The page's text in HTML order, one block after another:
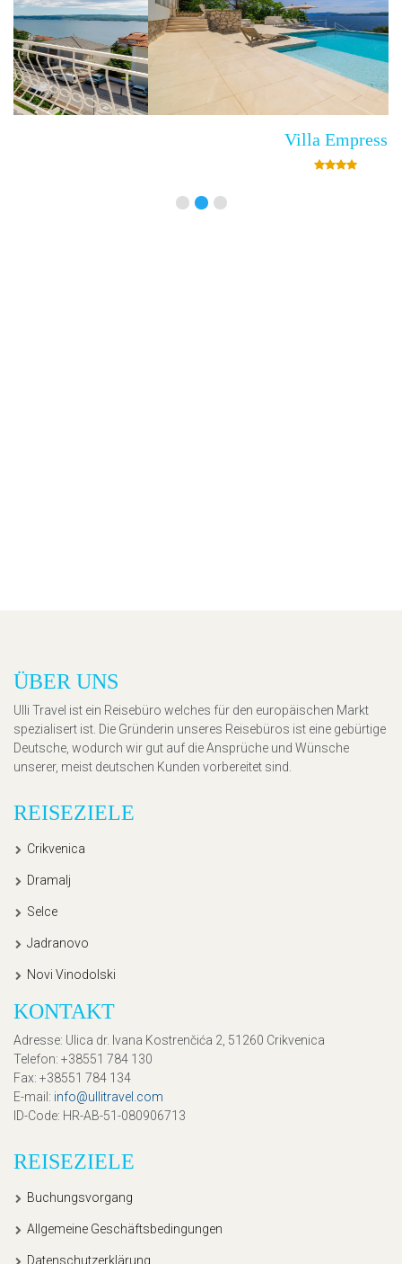
ÜBER UNS
Ulli Travel ist ein Reisebüro welches für den europäischen Markt
spezialisert ist. Die Gründerin unseres Reisebüros ist eine gebürtige
Deutsche, wodurch wir gut auf die Ansprüche und Wünsche
unserer, meist deutschen Kunden vorbereitet sind.
REISEZIELE
Crikvenica
Dramalj
Selce
Jadranovo
Novi Vinodolski
KONTAKT
Adresse: Ulica dr. Ivana Kostrenčića 2, 51260 Crikvenica
Telefon: +38551 784 130
Fax: +38551 784 134
E-mail : info@ullitravel.com
ID-Code: HR-AB-51-080906713
REISEZIELE
Buchungsvorgang
Allgemeine Geschäftsbedingungen
Datenschutzerklärung